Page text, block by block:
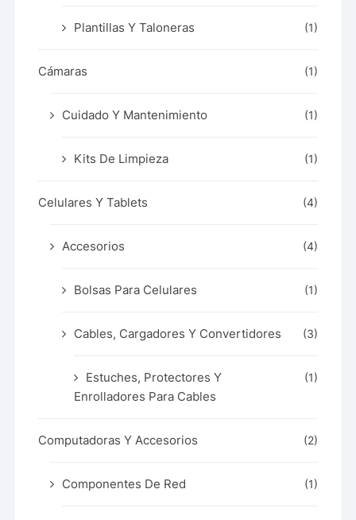
Plantillas Y Taloneras (1)
Cámaras (1)
Cuidado Y Mantenimiento (1)
Kits De Limpieza (1)
Celulares Y Tablets (4)
Accesorios (4)
Bolsas Para Celulares (1)
Cables, Cargadores Y Convertidores (3)
Estuches, Protectores Y
Enrolladores Para Cables
(1)
Computadoras Y Accesorios (2)
Componentes De Red (1)